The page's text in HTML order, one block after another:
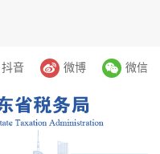
抖音 微博 微信